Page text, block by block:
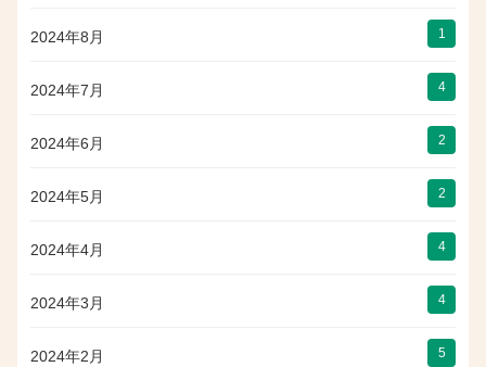
2024年8月 1
2024年7月 4
2024年6月 2
2024年5月 2
2024年4月 4
2024年3月 4
2024年2月 5